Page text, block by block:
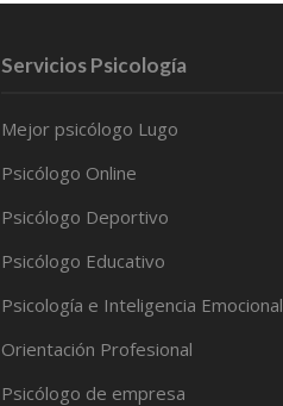
Servicios Psicología
Mejor psicólogo Lugo
Psicólogo Online
Psicólogo Deportivo
Psicólogo Educativo
Psicología e Inteligencia Emocional
Orientación Profesional
Psicólogo de empresa